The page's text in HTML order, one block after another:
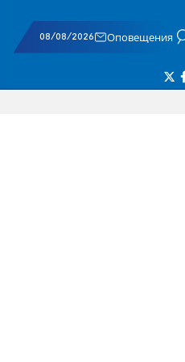
08/08/2026 Оповещения